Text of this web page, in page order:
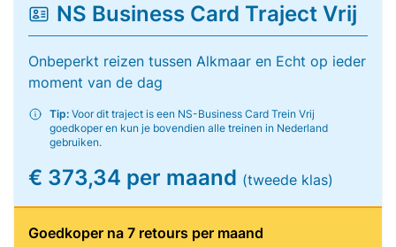
NS Business Card Traject Vrij
Onbeperkt reizen tussen Alkmaar en Echt op ieder
moment van de dag
Tip: Voor dit traject is een NS-Business Card Trein Vrij
goedkoper en kun je bovendien alle treinen in Nederland
gebruiken.
€ 373,34 per maand (tweede klas)
Goedkoper na 7 retours per maand